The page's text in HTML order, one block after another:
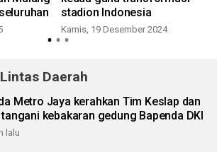
stadion Indonesia
Kamis, 19 Desember 2024
Daerah
Metro Jaya kerahkan Tim Keslap dan
tangani kebakaran gedung Bapenda DKI
lalu